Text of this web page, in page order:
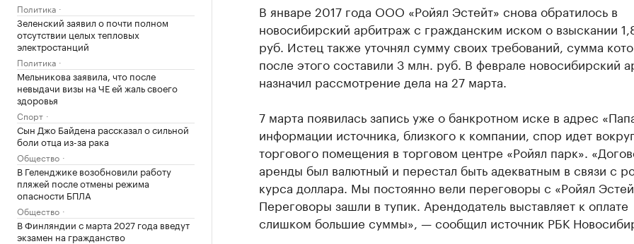
Политика
Зеленский заявил о почти полном
отсутствии целых тепловых
электростанций
Политика
Мельникова заявила, что после
невыдачи визы на ЧЕ ей жаль своего
здоровья
Спорт
Сын Джо Байдена рассказал о сильной
боли отца из-за рака
Общество
В Геленджике возобновили работу
пляжей после отмены режима
опасности БПЛА
Общество
В Финляндии с марта 2027 года введут
экзамен на гражданство
В январе 2017 года ООО «Ройял Эстейт» снова обратилось в
новосибирский арбитраж с гражданским иском о взыскании
руб. Истец также уточнял сумму своих требований, сумма
после этого составили 3 млн. руб. В феврале новосибирский
назначил рассмотрение дела на 27 марта.
7 марта появилась запись уже о банкротном иске в адрес
информации источника, близкого к компании, спор идет
торгового помещения в торговом центре «Ройял парк».
аренды был валютный и перестал быть адекватным в связи с
курса доллара. Мы постоянно вели переговоры с «Ройял
Переговоры зашли в тупик. Арендодатель выставляет к оплате
слишком большие суммы», — сообщил источник РБК